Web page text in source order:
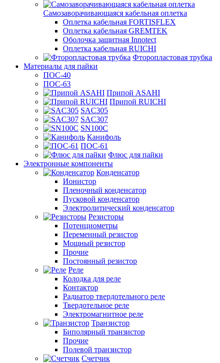
Самозаворачивающаяся кабельная оплетка
Оплетка кабельная FORTISFLEX
Оплетка кабельная GREMTEK
Оболочка защитная Innotect
Оплетка кабельная RUICHI
Фторопластовая трубка
Материалы для пайки
ПОС-40
ПОС-63
Припой ASAHI
Припой RUICHI
SAC305
SAC307
SN100C
Канифоль
ПОС-61
Флюс для пайки
Электронные компоненты
Конденсатор
Ионистор
Пленочный конденсатор
Пусковой конденсатор
Электролитический конденсатор
Резисторы
Потенциометры
Переменный резистор
Мощный резистор
Прочие
Постоянный резистор
Реле
Колодка для реле
Контактор
Радиатор твердотельного реле
Твердотельное реле
Электромагнитное реле
Транзистор
Биполярный транзистор
Прочие
Полевой транзистор
Счетчик